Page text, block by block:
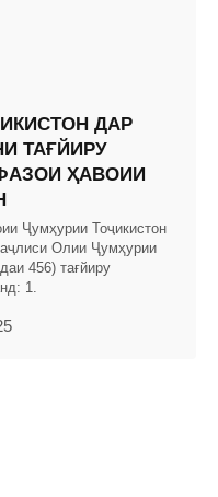
ДАР
ТАҒЙИРУ
ҲАВОИИ
Ҷумҳурии Тоҷикистон
Олии Ҷумҳурии
456) тағйиру
1.